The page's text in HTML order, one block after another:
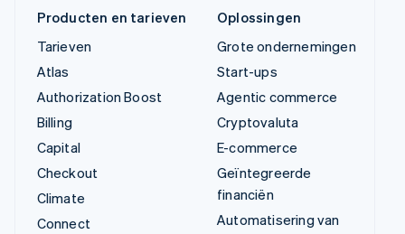
Producten en tarieven
Tarieven
Atlas
Authorization Boost
Billing
Capital
Checkout
Climate
Connect
Oplossingen
Grote ondernemingen
Start-ups
Agentic commerce
Cryptovaluta
E-commerce
Geïntegreerde
financiën
Automatisering van